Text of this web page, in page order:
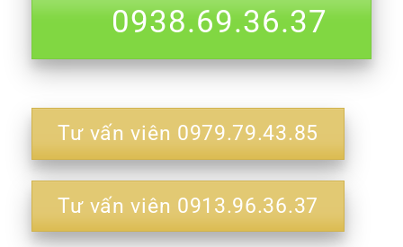
0938.69.36.37
Tư vấn viên 0979.79.43.85
Tư vấn viên 0913.96.36.37